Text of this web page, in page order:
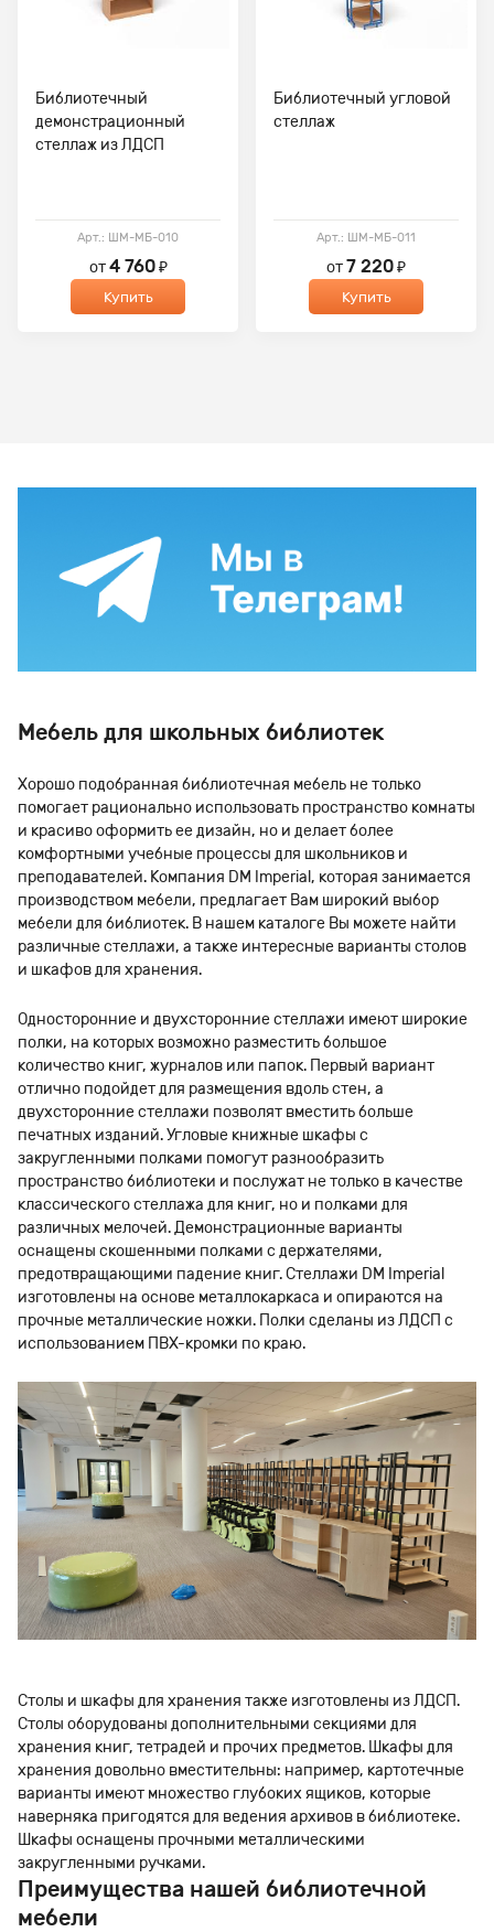
Библиотечный
демонстрационный
стеллаж из ЛДСП
Арт.: ШМ-МБ-010
от4 760₽
Купить
Библиотечный угловой
стеллаж
Арт.: ШМ-МБ-011
от7 220₽
Купить
Мебель для школьных библиотек
Хорошо подобранная библиотечная мебель не только
помогает рационально использовать пространство комнаты
и красиво оформить ее дизайн, но и делает более
комфортными учебные процессы для школьников и
преподавателей. Компания DM Imperial, которая занимается
производством мебели, предлагает Вам широкий выбор
мебели для библиотек. В нашем каталоге Вы можете найти
различные стеллажи, а также интересные варианты столов
и шкафов для хранения.
Односторонние и двухсторонние стеллажи имеют широкие
полки, на которых возможно разместить большое
количество книг, журналов или папок. Первый вариант
отлично подойдет для размещения вдоль стен, а
двухсторонние стеллажи позволят вместить больше
печатных изданий. Угловые книжные шкафы с
закругленными полками помогут разнообразить
пространство библиотеки и послужат не только в качестве
классического стеллажа для книг, но и полками для
различных мелочей. Демонстрационные варианты
оснащены скошенными полками с держателями,
предотвращающими падение книг. Стеллажи DM Imperial
изготовлены на основе металлокаркаса и опираются на
прочные металлические ножки. Полки сделаны из ЛДСП с
использованием ПВХ-кромки по краю.
Столы и шкафы для хранения также изготовлены из ЛДСП.
Столы оборудованы дополнительными секциями для
хранения книг, тетрадей и прочих предметов. Шкафы для
хранения довольно вместительны: например, картотечные
варианты имеют множество глубоких ящиков, которые
наверняка пригодятся для ведения архивов в библиотеке.
Шкафы оснащены прочными металлическими
закругленными ручками.
Преимущества нашей библиотечной
мебели